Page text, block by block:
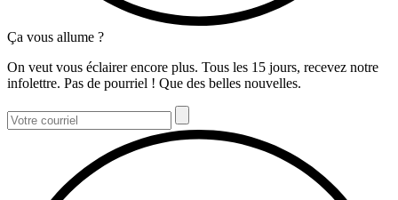
Ça vous allume ?
On veut vous éclairer encore plus. Tous les 15 jours, recevez notre
infolettre. Pas de pourriel ! Que des belles nouvelles.